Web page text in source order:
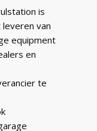
is
van
equipment
en
te